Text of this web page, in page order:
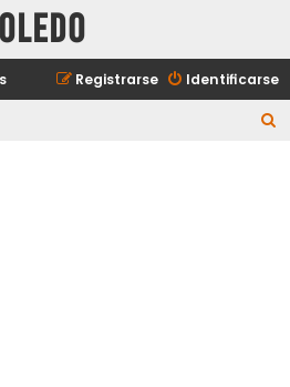
Identificarse
Registrarse